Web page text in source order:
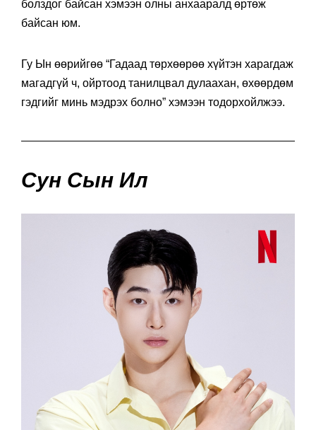
болздог байсан хэмээн олны анхааралд өртөж
байсан юм.
Гу Ын өөрийгөө “Гадаад төрхөөрөө хүйтэн харагдаж
магадгүй ч, ойртоод танилцвал дулаахан, өхөөрдөм
гэдгийг минь мэдрэх болно” хэмээн тодорхойлжээ.
Сун Сын Ил